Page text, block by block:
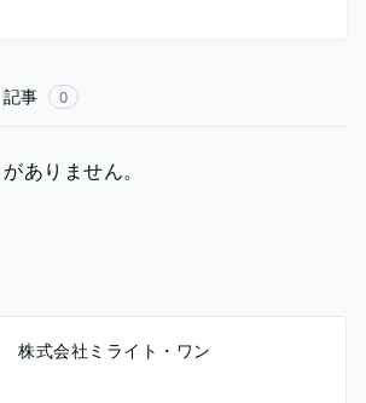
記事 0
ありません。
株式会社ミライト・ワン